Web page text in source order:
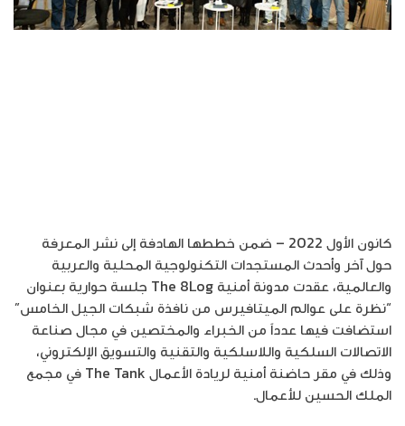
كانون الأول 2022 – ضمن خططها الهادفة إلى نشر المعرفة
حول آخر وأحدث المستجدات التكنولوجية المحلية والعربية
والعالمية، عقدت مدونة أمنية The 8Log جلسة حوارية بعنوان
“نظرة على عوالم الميتافيرس من نافذة شبكات الجيل الخامس”
استضافت فيها عدداً من الخبراء والمختصين في مجال صناعة
الاتصالات السلكية واللاسلكية والتقنية والتسويق الإلكتروني،
وذلك في مقر حاضنة أمنية لريادة الأعمال The Tank في مجمع
الملك الحسين للأعمال.